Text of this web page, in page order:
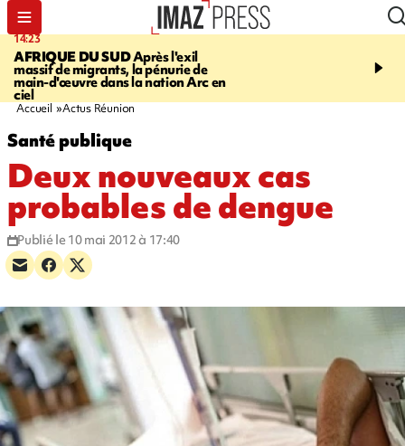
14:23
AFRIQUE DU SUDAprès l'exil
massif de migrants, la pénurie de
main-d'œuvre dans la nation Arc en
ciel
16:32
ans mis en examen et
Accueil Actus Réunion
Santé publique
Deux nouveaux cas
probables de dengue
Publié le 10 mai 2012 à 17:40